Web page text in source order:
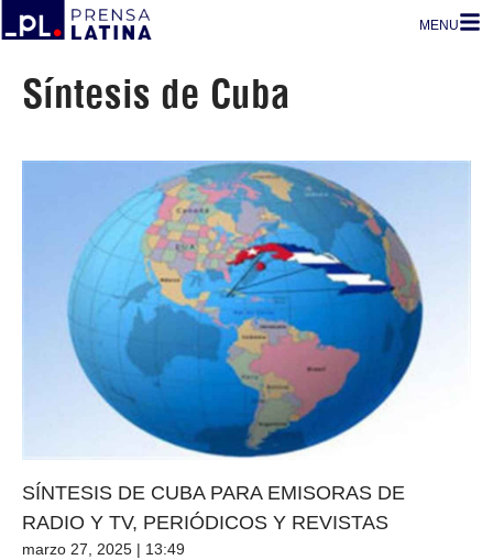
MENU
Síntesis de Cuba
SÍNTESIS DE CUBA PARA EMISORAS DE
RADIO Y TV, PERIÓDICOS Y REVISTAS
marzo 27, 2025 | 13:49